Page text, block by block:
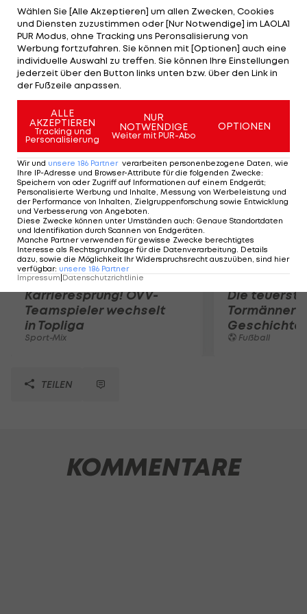
Nachsetzen (26.) zur Führung, zwei Minuten später
erhöht Marco Djuricin aus spitzem Winkel auf 2:0.
Nach Wechseln auf beiden Seiten legt Nikola
Vujadinovic (76.) noch einen drauf ehe Hervin
Ongenda per Lupfer den einzigen Treffer der
Gäste markiert (85.).
Mehr zum Thema
Karrieresprung! ÖVV-
Teamspieler wechselt
in Topliga
Sport-Mix
Die
Tormänner
Geschichte
Fußball
TEILEN
KOMMENTARE
Wählen Sie [Alle Akzeptieren] um allen Zwecken, Cookies
und Diensten zuzustimmen oder [Nur Notwendige] im LAOLA1
PUR Modus, ohne Tracking uns Peronsalisierung von
Werbung fortzufahren. Sie können mit [Optionen] auch eine
individuelle Auswahl zu treffen. Sie können Ihre Einstellungen
jederzeit über den Button links unten bzw. über den Link in
der Fußzeile anpassen.
ALLE
AKZEPTIEREN
Tracking und
Personalisierung
NUR
NOTWENDIGE
Weiter mit PUR-Abo
OPTIONEN
Wir und unsere 186 Partner verarbeiten personenbezogene Daten, wie
Ihre IP-Adresse und Browser-Attribute für die folgenden Zwecke:
Speichern von oder Zugriff auf Informationen auf einem Endgerät;
Personalisierte Werbung und Inhalte, Messung von Werbeleistung und
der Performance von Inhalten, Zielgruppenforschung sowie Entwicklung
und Verbesserung von Angeboten.
Diese Zwecke können unter Umständen auch: Genaue Standortdaten
und Identifikation durch Scannen von Endgeräten.
Manche Partner verwenden für gewisse Zwecke berechtigtes
Interesse als Rechtsgrundlage für die Datenverarbeitung. Details
dazu, sowie die Möglichkeit Ihr Widerspruchsrecht auszuüben, sind hier
verfügbar: unsere 186 Partner
Impressum Datenschutzrichtlinie